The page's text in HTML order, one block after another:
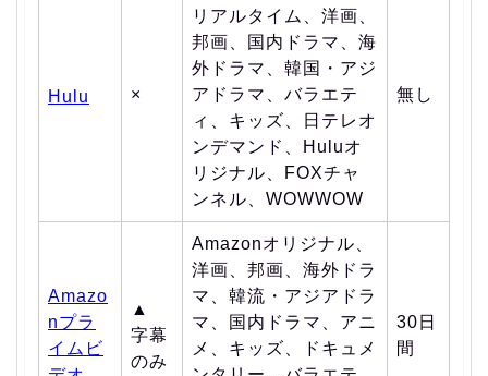
Hulu ×
リアルタイム、洋画、
邦画、国内ドラマ、海
外ドラマ、韓国・アジ
アドラマ、バラエテ
ィ、キッズ、日テレオ
ンデマンド、Huluオ
リジナル、FOXチャ
ンネル、WOWWOW
無し
Amazo
nプラ
イムビ
▲
字幕
のみ
Amazonオリジナル、
洋画、邦画、海外ドラ
マ、韓流・アジアドラ
マ、国内ドラマ、アニ
メ、キッズ、ドキュメ
30日
間